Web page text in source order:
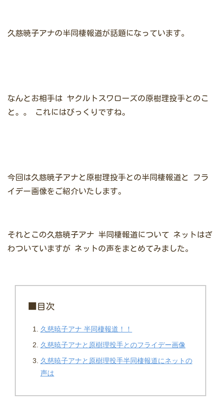
久慈暁子アナの半同棲報道が話題になっています。
なんとお相手は ヤクルトスワローズの原樹理投手とのこ
と。。
これにはびっくりですね。
今回は久慈暁子アナと原樹理投手との半同棲報道と
フラ
イデー画像をご紹介いたします。
それとこの久慈暁子アナ 半同棲報道について ネットはざ
わついていますが ネットの声をまとめてみました。
■目次
久慈暁子アナ 半同棲報道！！
久慈暁子アナと原樹理投手とのフライデー画像
久慈暁子アナと原樹理投手半同棲報道にネットの
声は